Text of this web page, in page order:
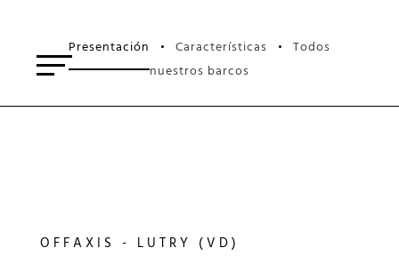
Presentación • Características • Todos
nuestros barcos
OFFAXIS - LUTRY (VD)